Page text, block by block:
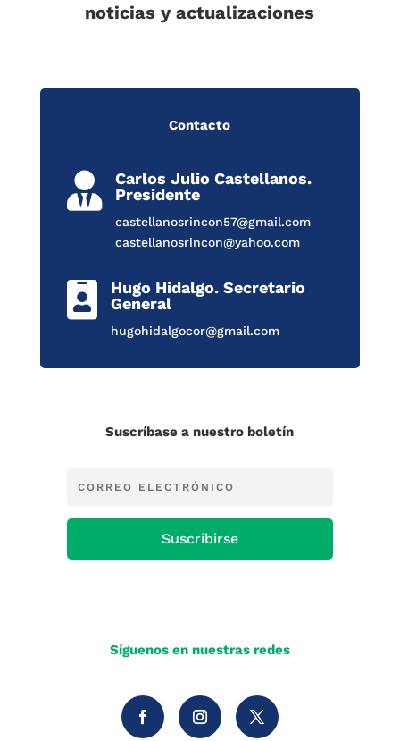
noticias y actualizaciones
Contacto

Carlos Julio Castellanos.
Presidente
castellanosrincon57@gmail.com
castellanosrincon@yahoo.com

Hugo Hidalgo. Secretario
General
hugohidalgocor@gmail.com
Suscríbase a nuestro boletín
Suscribirse
Síguenos en nuestras redes